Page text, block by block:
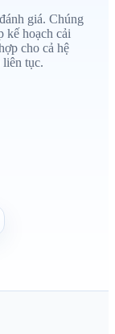
giá. Chúng
kế hoạch cải
cho cả hệ
tục.